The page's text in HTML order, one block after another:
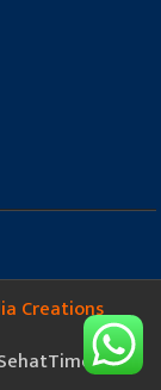
Creations